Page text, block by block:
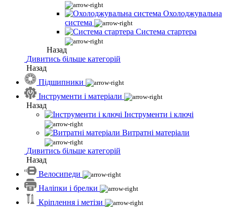
Охолоджувальна
система
Система стартера
Назад
Дивитись більше категорій
Назад
Підшипники
Інструменти і матеріали
Назад
Інструменти і ключі
Витратні матеріали
Дивитись більше категорій
Назад
Велосипеди
Наліпки і брелки
Кріплення і метізи